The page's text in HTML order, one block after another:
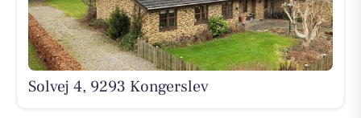
Solvej 4, 9293 Kongerslev